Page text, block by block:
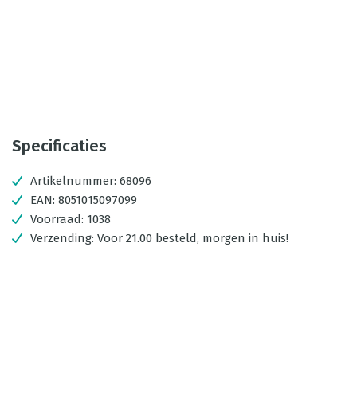
Specificaties
Artikelnummer: 68096
EAN: 8051015097099
Voorraad: 1038
Verzending: Voor 21.00 besteld, morgen in huis!